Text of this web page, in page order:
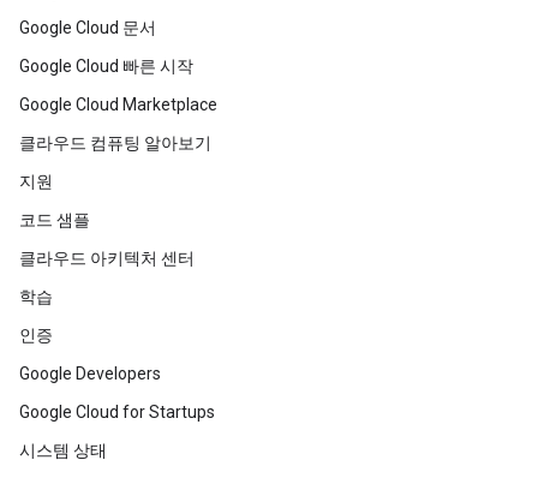
Google Cloud 문서
Google Cloud 빠른 시작
Google Cloud Marketplace
클라우드 컴퓨팅 알아보기
지원
코드 샘플
클라우드 아키텍처 센터
학습
인증
Google Developers
Google Cloud for Startups
시스템 상태